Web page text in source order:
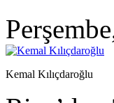
Kemal Kılıçdaroğlu